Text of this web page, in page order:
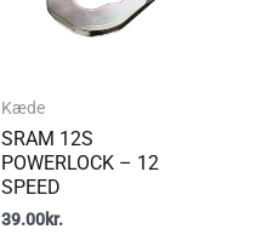
Kæde
SRAM 12S
POWERLOCK – 12
SPEED
39.00kr.